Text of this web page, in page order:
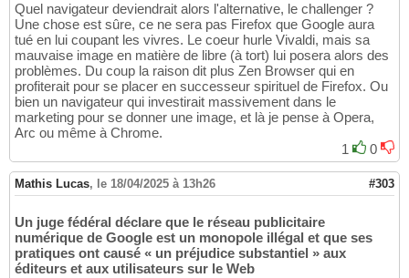
Quel navigateur deviendrait alors l'alternative, le challenger ?
Une chose est sûre, ce ne sera pas Firefox que Google aura
tué en lui coupant les vivres. Le coeur hurle Vivaldi, mais sa
mauvaise image en matière de libre (à tort) lui posera alors des
problèmes. Du coup la raison dit plus Zen Browser qui en
profiterait pour se placer en successeur spirituel de Firefox. Ou
bien un navigateur qui investirait massivement dans le
marketing pour se donner une image, et là je pense à Opera,
Arc ou même à Chrome.
1
0
Mathis Lucas, le 18/04/2025 à 13h26 #303
Un juge fédéral déclare que le réseau publicitaire
numérique de Google est un monopole illégal et que ses
pratiques ont causé « un préjudice substantiel » aux
éditeurs et aux utilisateurs sur le Web